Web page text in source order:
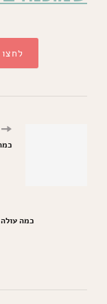
כמה עולה